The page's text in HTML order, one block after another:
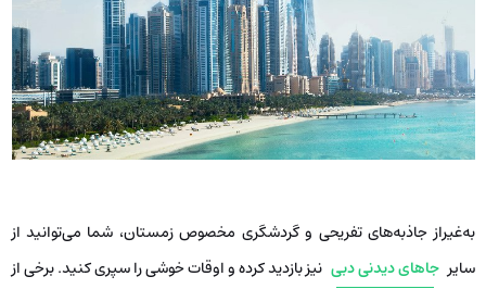
به‌غیراز جاذبه‌های تفریحی و گردشگری مخصوص زمستان، شما می‌توانید از
سایر جاهای دیدنی دبی نیز بازدید کرده و اوقات خوشی را سپری کنید. برخی از